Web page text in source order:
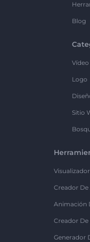
Blog
Vídeo
Logo
Sitio
Creador
Animación
Creador
Generador